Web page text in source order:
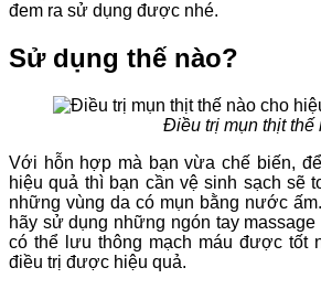
đem ra sử dụng được nhé.
Sử dụng thế nào?
Điều trị mụn thịt thế nào
Với hỗn hợp mà bạn vừa chế biến,
hiệu quả thì bạn cần vệ sinh sạch sẽ
những vùng da có mụn bằng nước
hãy sử dụng những ngón tay
có thể lưu thông mạch máu được tốt
điều trị được hiệu quả.